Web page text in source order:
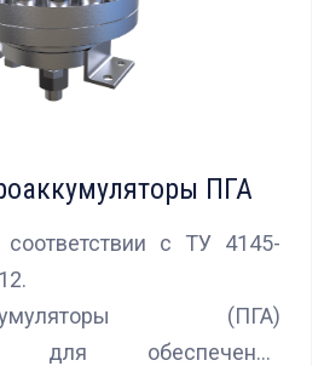
ПГА
с ТУ 4145-
(ПГА)
для обеспечения